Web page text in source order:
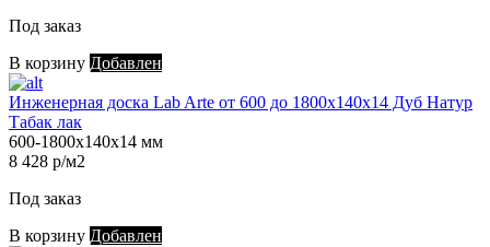
Под заказ
В корзину Добавлен
Инженерная доска Lab Arte от 600 до 1800х140х14 Дуб Натур
Табак лак
600-1800х140х14 мм
8 428 р/м2
Под заказ
В корзину Добавлен